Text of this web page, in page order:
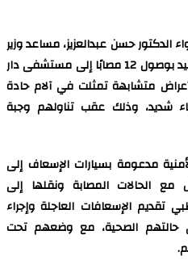
الدكتور حسن عبدالعزيز، مساعد وزير
الداخلية مدير أمن سوهاج، إخطارًا يفيد بوصول 12 مصابًا إلى مستشفى دار
متشابهة تمثلت في آلام حادة
شديد، وذلك عقب تناولهم وجبة
مدعومة بسيارات الإسعاف إلى
الحالات المصابة ونقلها إلى
تقديم الإسعافات العاجلة وإجراء
حالتهم الصحية، مع وضعهم تحت